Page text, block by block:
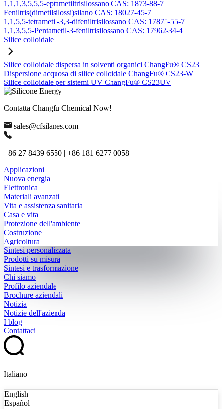
1,1,1,3,5,5,5-eptametiltrisilossano CAS: 1873-88-7
Feniltris(dimetilsilossi)silano CAS: 18027-45-7
1,1,5,5-tetrametil-3,3-difeniltrisilossano CAS: 17875-55-7
1,1,3,5,5-Pentametil-3-feniltrisilossano CAS: 17962-34-4
Silice colloidale
Silice colloidale dispersa in solventi organici ChangFu® CS23
Dispersione acquosa di silice colloidale ChangFu® CS23-W
Silice colloidale per sistemi UV ChangFu® CS23UV
Contatta Changfu Chemical Now!
sales@cfsilanes.com
+86 27 8439 6550 | +86 181 6277 0058
Applicazioni
Nuova energia
Elettronica
Materiali avanzati
Vita e assistenza sanitaria
Casa e vita
Protezione dell'ambiente
Costruzione
Agricoltura
Sintesi personalizzata
Prodotti su misura
Sintesi e trasformazione
Chi siamo
Profilo aziendale
Brochure aziendali
Notizia
Notizie dell'azienda
I blog
Contattaci
Italiano
English
Español